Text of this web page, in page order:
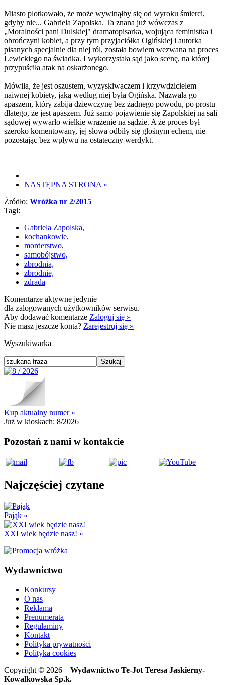
Miasto plotkowało, że może wywinąłby się od wyroku śmierci,
gdyby nie... Gabriela Zapolska. Ta znana już wówczas z
„Moralności pani Dulskiej" dramatopisarka, wojująca feministka i
obrończyni kobiet, a przy tym przyjaciółka Ogińskiej i autorka
pisanych specjalnie dla niej ról, została bowiem wezwana na proces
Lewickiego na świadka. I wykorzystała sąd jako scenę, na której
przypuściła atak na oskarżonego.
Mówiła, że jest oszustem, wyzyskiwaczem i krzywdzicielem
naiwnej kobiety, jaką według niej była Ogińska. Nazwała go
apaszem, który zabija dziewczynę bez żadnego powodu, po prostu
dlatego, że jest apaszem. Już samo pojawienie się Zapolskiej na sali
sądowej wywarło wielkie wrażenie na sądzie. A że proces był
szeroko komentowany, jej słowa odbiły się głośnym echem, nie
pozostając bez wpływu na ostateczny werdykt.
NASTĘPNA STRONA »
Źródło: Wróżka nr 2/2015
Tagi:
Gabriela Zapolska,
kochankowie,
morderstwo,
samobójstwo,
zbrodnia,
zbrodnie,
zdrada
Komentarze aktywne jedynie
dla zalogowanych użytkowników serwisu.
Aby dodawać komentarze Zaloguj się »
Nie masz jeszcze konta? Zarejestruj się »
Wyszukiwarka
Kup aktualny numer »
Już w kioskach: 8/2026
Pozostań z nami w kontakcie
Najczęściej czytane
Pająk »
XXI wiek będzie nasz! »
Wydawnictwo
Konkursy
O nas
Reklama
Prenumerata
Regulaminy
Kontakt
Polityka prywatności
Polityka cookies
Copyright © 2026 Wydawnictwo Te-Jot Teresa Jaskierny-
Kowalkowska Sp.k.